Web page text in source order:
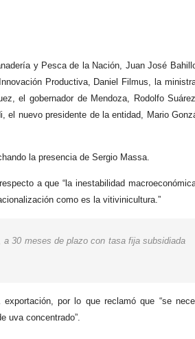
y Pesca de la Nación, Juan José
Productiva, Daniel Filmus, la
el gobernador de Mendoza, Rodolfo
el nuevo presidente de la entidad, Mario
la presencia de Sergio Massa.
a que “la inestabilidad
como es la vitivinicultura.”
30 meses de plazo con tasa fija subsidiada
por lo que reclamó que “se
uva concentrado”.